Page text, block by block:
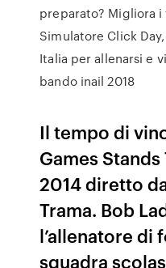
preparato? Migliora
Simulatore Click
Italia per allenarsi e
bando inail 2018
Il tempo di
Games
2014 diretto
Trama. Bob
l’allenatore di
squadra